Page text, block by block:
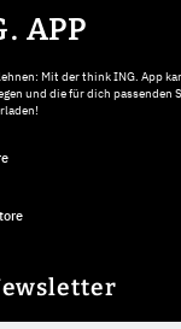
APP
Mit der think ING. App
und die für dich passenden